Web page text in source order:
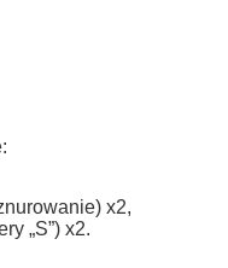
x2,
„S”) x2.